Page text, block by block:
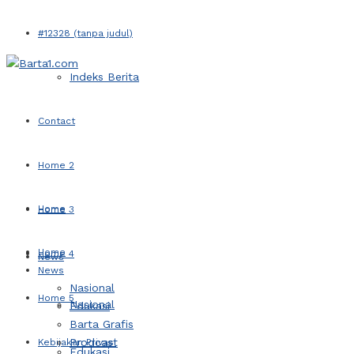
#12328 (tanpa judul)
Indeks Berita
Contact
Home 2
Home 3
Home 4
Home 5
Kebijakan Privasi
Home
News
Nasional
Home
News
Nasional
Edukasi
Barta Grafis
Prodcast